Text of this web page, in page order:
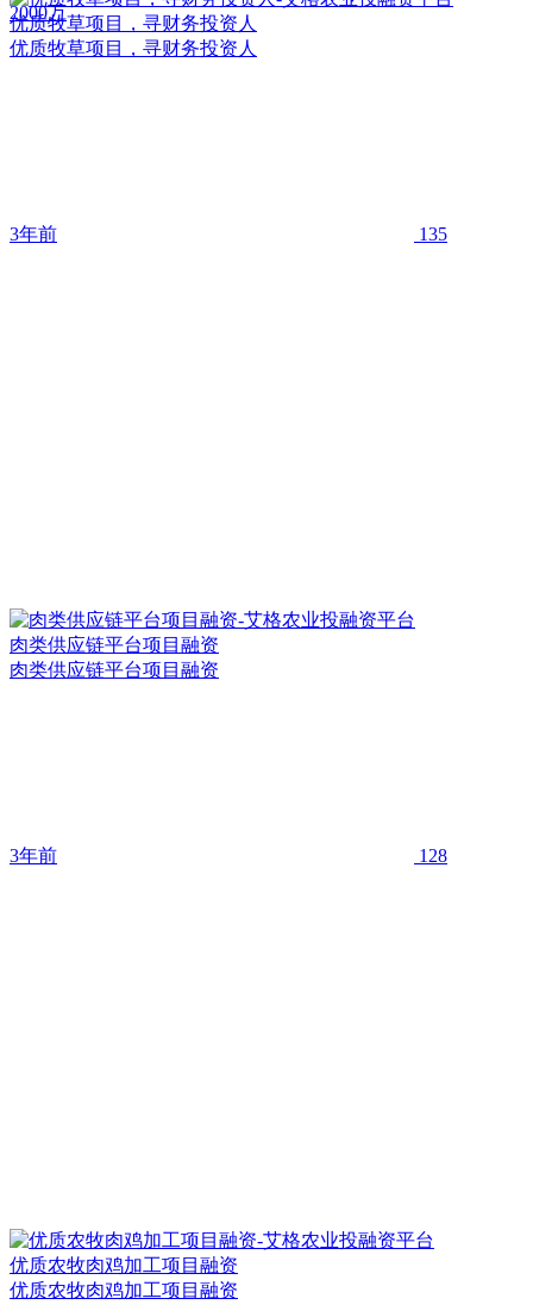
2000万
优质牧草项目，寻财务投资人
优质牧草项目，寻财务投资人
3年前 135
肉类供应链平台项目融资
肉类供应链平台项目融资
3年前 128
优质农牧肉鸡加工项目融资
优质农牧肉鸡加工项目融资